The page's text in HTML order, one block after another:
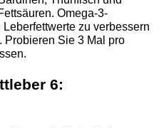
Omega-3-
zu verbessern
Probieren Sie 3 Mal pro
6: